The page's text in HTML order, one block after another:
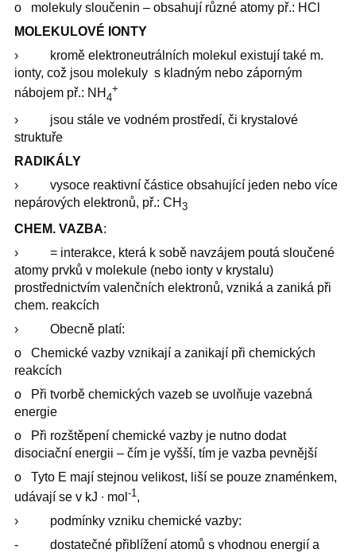
o molekuly sloučenin – obsahují různé atomy př.: HCl
MOLEKULOVÉ IONTY
› kromě elektroneutrálních molekul existují také m.
ionty, což jsou molekuly s kladným nebo záporným
nábojem př.: NH 4
+
› jsou stále ve vodném prostředí, či krystalové
struktuře
RADIKÁLY
› vysoce reaktivní částice obsahující jeden nebo více
nepárových elektronů, př.: CH 3
CHEM. VAZBA:
› = interakce, která k sobě navzájem poutá sloučené
atomy prvků v molekule (nebo ionty v krystalu)
prostřednictvím valenčních elektronů, vzniká a zaniká při
chem. reakcích
› Obecně platí:
o Chemické vazby vznikají a zanikají při chemických
reakcích
o Při tvorbě chemických vazeb se uvolňuje vazebná
energie
o Při rozštěpení chemické vazby je nutno dodat
disociační energii – čím je vyšší, tím je vazba pevnější
o Tyto E mají stejnou velikost, liší se pouze znaménkem,
udávají se v kJ ∙ mol -1,
› podmínky vzniku chemické vazby:
- dostatečné přiblížení atomů s vhodnou energií a